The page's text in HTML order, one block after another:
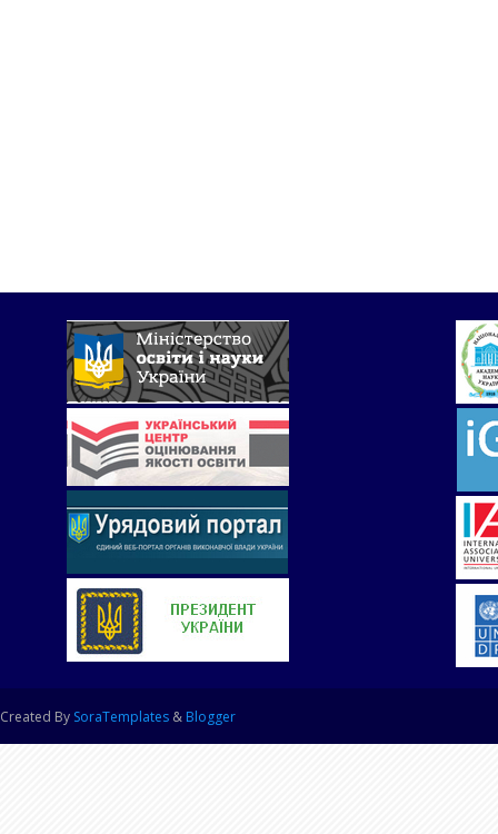
Created By SoraTemplates & Blogger